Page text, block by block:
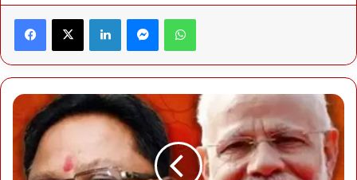
कार्यक्रम में कार्यपालक निदेशक वी.के. साय, के.एस. मनोठिया, संजय पटेल,
एम.एस. चौहान, संदीप मोदी, श्री एस.के. ठाकुर, एम.एस. कंवर, सी.एल. नेताम,
उपस्थित थे। संचालन प्रबंधक (जनसंपर्क) गोविंद पटेल ने किया।
Facebook X LinkedIn